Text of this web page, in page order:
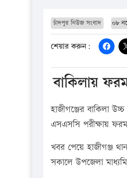
চাঁদপুর নিউজ সংবাদ ০৮
শেয়ার করুন:
বাকিলায়
হাজীগঞ্জের বাকিলা
এসএসসি পরীক্ষায়
খবর পেয়ে হাজীগঞ্জ
সকালে উপজেলা